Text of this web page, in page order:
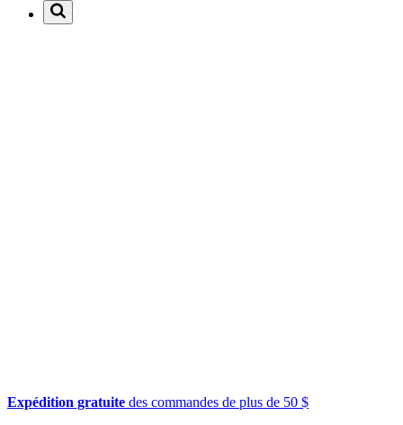
Expédition gratuite des commandes de plus de 50 $